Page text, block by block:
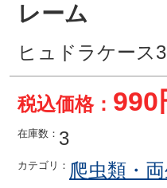
レーム
ヒュドラケース
税込価格： 990
在庫数： 3
カテゴリ： 爬虫類・